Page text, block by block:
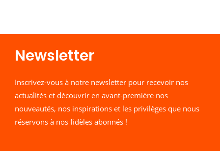
Newsletter​
Inscrivez-vous à notre newsletter pour recevoir nos
actualités et découvrir en avant-première nos
nouveautés, nos inspirations et les privilèges que nous
réservons à nos fidèles abonnés !